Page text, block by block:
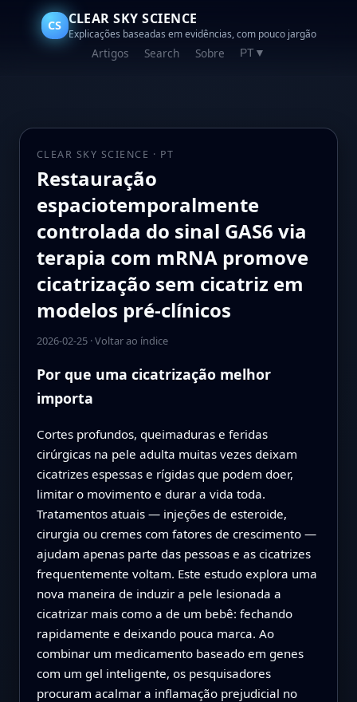
CS CLEAR SKY SCIENCE
Explicações baseadas em evidências, com pouco jargão
Artigos Search Sobre PT ▼
CLEAR SKY SCIENCE · PT
Restauração
espaciotemporalmente
controlada do sinal GAS6 via
terapia com mRNA promove
cicatrização sem cicatriz em
modelos pré-clínicos
2026-02-25·Voltar ao índice
Por que uma cicatrização melhor
importa
Cortes profundos, queimaduras e feridas
cirúrgicas na pele adulta muitas vezes deixam
cicatrizes espessas e rígidas que podem doer,
limitar o movimento e durar a vida toda.
Tratamentos atuais — injeções de esteroide,
cirurgia ou cremes com fatores de crescimento —
ajudam apenas parte das pessoas e as cicatrizes
frequentemente voltam. Este estudo explora uma
nova maneira de induzir a pele lesionada a
cicatrizar mais como a de um bebê: fechando
rapidamente e deixando pouca marca. Ao
combinar um medicamento baseado em genes
com um gel inteligente, os pesquisadores
procuram acalmar a inflamação prejudicial no